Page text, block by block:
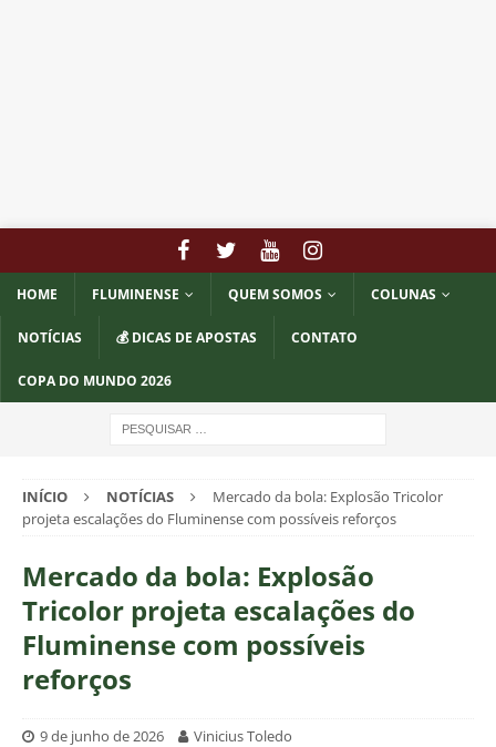
HOME FLUMINENSE QUEM SOMOS COLUNAS
NOTÍCIAS 💰 DICAS DE APOSTAS CONTATO
COPA DO MUNDO 2026
INÍCIO NOTÍCIAS
Mercado da bola: Explosão Tricolor
projeta escalações do Fluminense com possíveis reforços
Mercado da bola: Explosão
Tricolor projeta escalações do
Fluminense com possíveis
reforços
9 de junho de 2026 Vinicius Toledo